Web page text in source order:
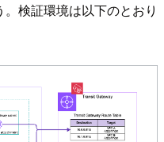
検証環境は以下のとおり